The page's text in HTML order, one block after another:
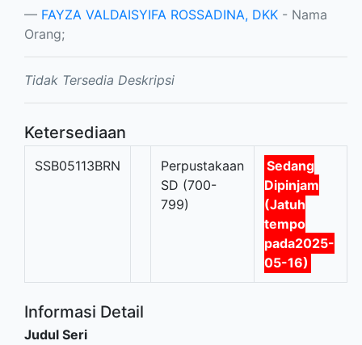
FAYZA VALDAISYIFA ROSSADINA, DKK - Nama
Orang;
Tidak Tersedia Deskripsi
Ketersediaan
SSB05113BRN
Perpustakaan
SD (700-
799)
Sedang
Dipinjam
(Jatuh
tempo
pada2025-
05-16)
Informasi Detail
Judul Seri